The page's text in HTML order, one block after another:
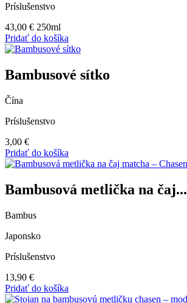
Príslušenstvo
43,00 € 250ml
Pridať do košíka
Bambusové sítko
Čína
Príslušenstvo
3,00 €
Pridať do košíka
Bambusová metlička na čaj...
Bambus
Japonsko
Príslušenstvo
13,90 €
Pridať do košíka